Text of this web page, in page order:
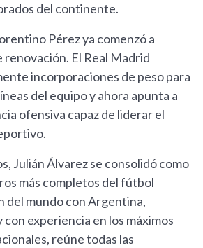
del continente.
Pérez ya comenzó a
renovación. El Real Madrid
incorporaciones de peso para
del equipo y ahora apunta a
ofensiva capaz de liderar el
Julián Álvarez se consolidó como
más completos del fútbol
del mundo con Argentina,
experiencia en los máximos
reúne todas las